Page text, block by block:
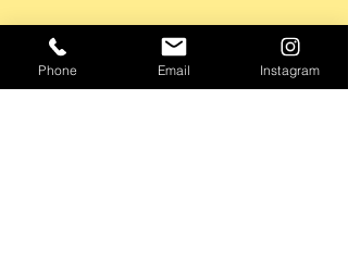
是非、お気軽にお問い合わせください！
新しい車でドライブに出
Phone Email Instagram